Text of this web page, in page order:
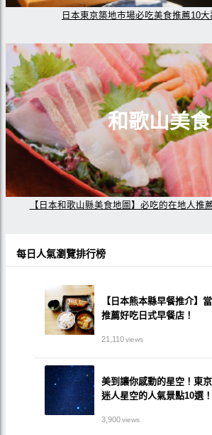
日本東京築地市場必吃美食推薦10大
和歌山美食
【日本和歌山縣美食地圖】必吃的在地人推
每日人氣瀏覽排行榜
【日本熊本縣早餐推介】
推薦好吃日式早餐店！
21,110views
美到讓你感動的星空！東
迷人星空的人氣景點10選！
3,900views